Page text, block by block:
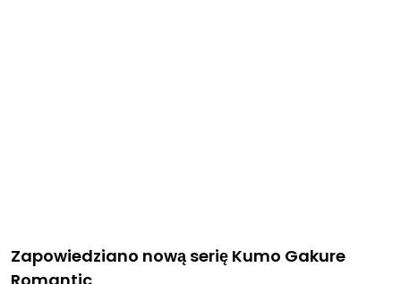
Zapowiedziano nową serię Kumo Gakure